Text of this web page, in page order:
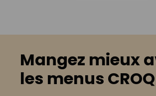
Mangez mieux
les menus